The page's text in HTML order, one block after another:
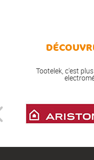
Tootelek, c'est